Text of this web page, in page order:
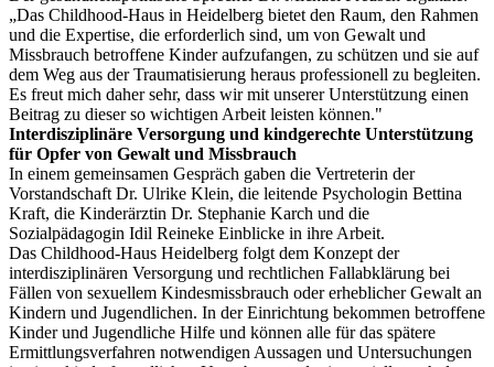
„Das Childhood-Haus in Heidelberg bietet den Raum, den Rahmen
und die Expertise, die erforderlich sind, um von Gewalt und
Missbrauch betroffene Kinder aufzufangen, zu schützen und sie auf
dem Weg aus der Traumatisierung heraus professionell zu begleiten.
Es freut mich daher sehr, dass wir mit unserer Unterstützung einen
Beitrag zu dieser so wichtigen Arbeit leisten können."
Interdisziplinäre Versorgung und kindgerechte Unterstützung
für Opfer von Gewalt und Missbrauch
In einem gemeinsamen Gespräch gaben die Vertreterin der
Vorstandschaft Dr. Ulrike Klein, die leitende Psychologin Bettina
Kraft, die Kinderärztin Dr. Stephanie Karch und die
Sozialpädagogin Idil Reineke Einblicke in ihre Arbeit.
Das Childhood-Haus Heidelberg folgt dem Konzept der
interdisziplinären Versorgung und rechtlichen Fallabklärung bei
Fällen von sexuellem Kindesmissbrauch oder erheblicher Gewalt an
Kindern und Jugendlichen. In der Einrichtung bekommen betroffene
Kinder und Jugendliche Hilfe und können alle für das spätere
Ermittlungsverfahren notwendigen Aussagen und Untersuchungen